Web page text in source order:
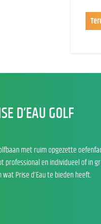
D’EAU GOLF
met ruim opgezette
professional en individueel of in
Prise d’Eau te bieden heeft.